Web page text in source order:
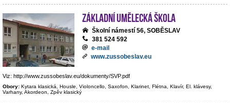
Základní umělecká škola
Školní námestí 56, SOBĚSLAV
381 524 592
e-mail
www.zussobeslav.eu
Viz: http://www.zussobeslav.eu/dokumenty/SVP.pdf
Obory: Kytara klasická, Housle, Violoncello, Saxofon, Klarinet, Flétna, Klavír, El. klávesy,
Varhany, Akordeon, Zpěv klasický